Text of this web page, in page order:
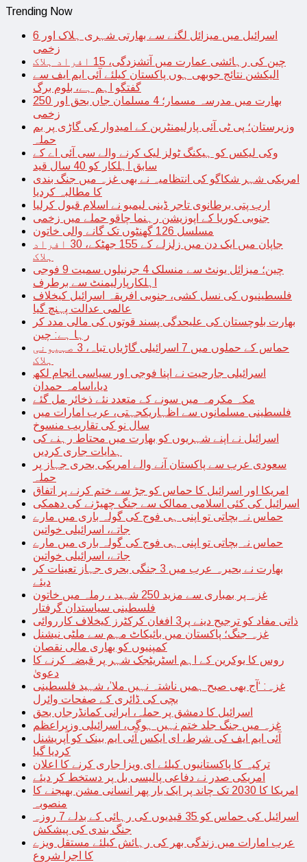
Trending Now
اسرائیل میں میزائل لگنے سے بھارتی شہری ہلاک اور 6
زخمی
چین کی رہائشی عمارت میں آتشزدگی، 15 افراد ہلاک
الیکشن نتائج جوبھی ہوں پاکستان کیلئے آئی ایم ایف سے
گفتگو اہم ہے، بلوم برگ
بھارت میں مدرسہ مسمار؛ 4 مسلمان جاں بحق اور 250
زخمی
وزیرستان؛ پی ٹی آئی پارلیمنٹرین کے امیدوار کی گاڑی پر بم
حملہ
وکی لیکس کو ہیکنگ ٹولز لیک کرنے والے سی آئی اے کے
سابق اہلکار کو 40 سال قید
امریکی شہر شکاگو کی انتظامیہ نے بھی غزہ میں جنگ بندی
کا مطالبہ کردیا
ارب پتی برطانوی تاجر ڈینی لیمبو نے اسلام قبول کرلیا
جنوبی کوریا کے اپوزیشن رہنما چاقو حملے میں زخمی
مسلسل 126 گھنٹوں تک گانے والی خاتون
جاپان میں ایک دن میں زلزلے کے 155 جھٹکے، 30 افراد
ہلاک
چین؛ میزائل یونٹ سے منسلک 4 جرنیلوں سمیت 9 فوجی
اہلکارپارلیمنٹ سے برطرف
فلسطینیوں کی نسل کشی، جنوبی افریقہ اسرائیل کیخلاف
عالمی عدالت پہنچ گیا
بھارت بلوچستان کی علیحدگی پسند قوتوں کی مالی مدد کر
رہا ہے: چین
حماس کے حملوں میں 7 اسرائیلی گاڑیاں تباہ، 3 صہیونی
ہلاک
اسرائیلی جارحیت نے اپنا فوجی اور سیاسی انجام لکھ
دیا،اسامہ حمدان
مکہ مکرمہ میں سونے کے متعدد نئے ذخائر مل گئے
فلسطینی مسلمانوں سے اظہاریکجہتی، عرب امارات میں
سال نو کی تقاریب منسوخ
اسرائیل نے اپنے شہریوں کو بھارت میں محتاط رہنے کی
ہدایات جاری کردیں
سعودی عرب سے پاکستان آنے والے امریکی بحری جہاز پر
حملہ
امریکا اور اسرائیل کا حماس کو جڑ سے ختم کرنے پر اتفاق
اسرائیل کی کئی اسلامی ممالک سے جنگ چھیڑنے کی دھمکی
حماس نہ بچاتی تو اپنی ہی فوج کی گولہ باری میں مارے
جاتے، اسرائیلی خواتین
حماس نہ بچاتی تو اپنی ہی فوج کی گولہ باری میں مارے
جاتے، اسرائیلی خواتین
بھارت نے بحیرہ عرب میں 3 جنگی بحری جہاز تعینات کر
دیئے
غزہ پر بمباری سے مزید 250 شہید ، رملہ میں خاتون
فلسطینی سیاستدان گرفتار
ذاتی مفاد کو ترجیح دینے پر3 افغان کرکٹرز کیخلاف کارروائی
غزہ جنگ؛ پاکستان میں بائیکاٹ مہم سے ملٹی نیشنل
کمپنیوں کو بھاری مالی نقصان
روس کا یوکرین کے اہم اسٹریٹجک شہر پر قبضہ کرنے کا
دعویٰ
غزہ: ‘آج بھی صبح ہمیں ناشتہ نہیں ملا’، شہید فلسطینی
بچی کی ڈائری کے صفحات وائرل
اسرائیل کا دمشق پر حملہ، ایرانی کمانڈرجاں بحق
غزہ میں جنگ جلد ختم نہیں ہوگی، اسرائیلی وزیراعظم
آئی ایم ایف کی شرط، ای ایکس آئی ایم بینک کو آپریشنل
کردیا گیا
ترکیہ کا پاکستانیوں کیلئے ای ویزا جاری کرنے کا اعلان
امریکی صدر نے دفاعی پالیسی بل پر دستخط کر دیئے
امریکا کا 2030 تک چاند پر ایک بار پھر انسانی مشن بھیجنے کا
منصوبہ
اسرائیل کی حماس کو 35 قیدیوں کی رہائی کے بدلے 7 روزہ
جنگ بندی کی پیشکش
عرب امارات میں زندگی بھر کی رہائش کیلئے مستقل ویزے
کا اجرا شروع